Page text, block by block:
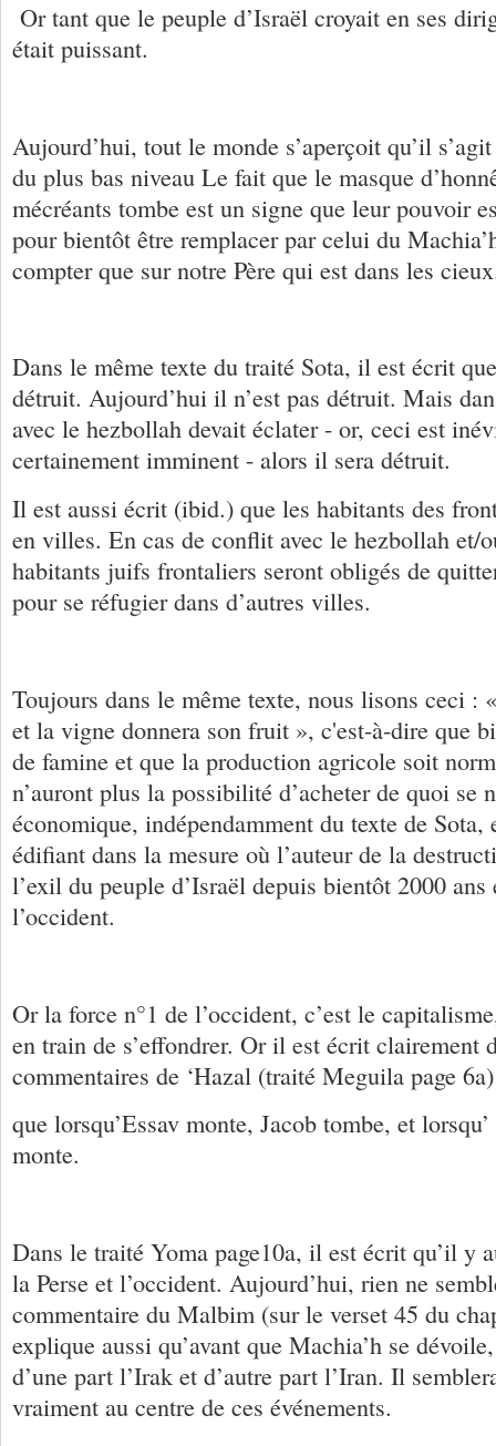
Or tant que le peuple d’Israël croyait en ses
était puissant.
Aujourd’hui, tout le monde s’aperçoit qu’il
du plus bas niveau Le fait que le masque
mécréants tombe est un signe que leur pouvoir
pour bientôt être remplacer par celui du
compter que sur notre Père qui est dans les
Dans le même texte du traité Sota, il est écrit
détruit. Aujourd’hui il n’est pas détruit. Mais
avec le hezbollah devait éclater - or, ceci est
certainement imminent - alors il sera détruit.
Il est aussi écrit (ibid.) que les habitants des
en villes. En cas de conflit avec le hezbollah et/
habitants juifs frontaliers seront obligés de
pour se réfugier dans d’autres villes.
Toujours dans le même texte, nous lisons ceci :
et la vigne donnera son fruit », c'est-à-dire que
de famine et que la production agricole soit
n’auront plus la possibilité d’acheter de quoi se
économique, indépendamment du texte de Sota,
édifiant dans la mesure où l’auteur de la
l’exil du peuple d’Israël depuis bientôt 2000 ans
l’occident.
Or la force n°1 de l’occident, c’est le
en train de s’effondrer. Or il est écrit clairement
commentaires de ‘Hazal (traité Meguila page 6a)
que lorsqu’Essav monte, Jacob tombe, et
monte.
Dans le traité Yoma page10a, il est écrit qu’il y
la Perse et l’occident. Aujourd’hui, rien ne
commentaire du Malbim (sur le verset 45 du
explique aussi qu’avant que Machia’h se
d’une part l’Irak et d’autre part l’Iran. Il
vraiment au centre de ces événements.